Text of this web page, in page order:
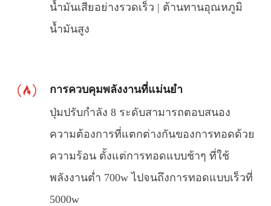
น้ำมันเสียอย่างรวดเร็ว | ต้านทานอุณหภูมิ
น้ำมันสูง
การควบคุมพลังงานที่แม่นยำ
ปุ่มปรับกำลัง 8 ระดับสามารถตอบสนอง
ความต้องการที่แตกต่างกันของการทอดด้วย
ความร้อน ตั้งแต่การทอดแบบช้าๆ ที่ใช้
พลังงานต่ำ 700w ไปจนถึงการทอดแบบเร็วที่
5000w